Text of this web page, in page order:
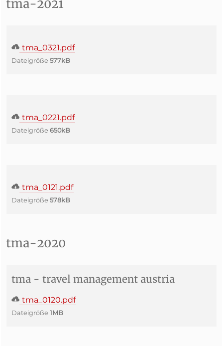
tma-2021
tma_0321.pdf
Dateigröße 577kB
tma_0221.pdf
Dateigröße 650kB
tma_0121.pdf
Dateigröße 578kB
tma-2020
tma - travel management austria
tma_0120.pdf
Dateigröße 1MB